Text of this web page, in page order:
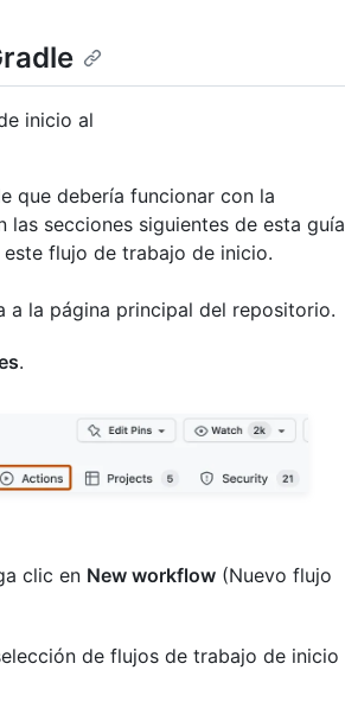
inicio al
que debería funcionar con la
secciones siguientes de esta guía
flujo de trabajo de inicio.
a la página principal del repositorio.
.
clic en New workflow (Nuevo flujo
de flujos de trabajo de inicio